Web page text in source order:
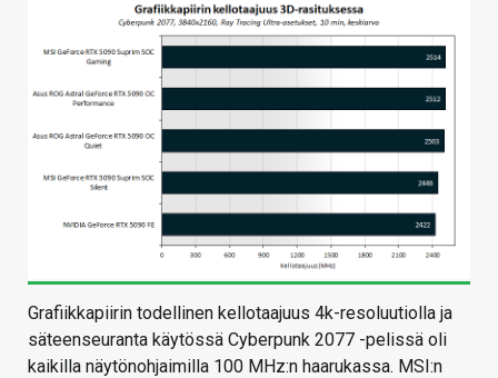
Grafiikkapiirin todellinen kellotaajuus 4k-resoluutiolla ja
säteenseuranta käytössä Cyberpunk 2077 -pelissä oli
kaikilla näytönohjaimilla 100 MHz:n haarukassa. MSI:n